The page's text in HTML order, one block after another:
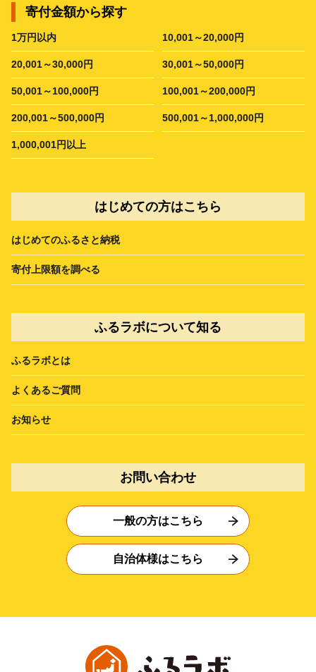
寄付金額から探す
1万円以内 10,001～20,000円
20,001～30,000円 30,001～50,000円
50,001～100,000円 100,001～200,000円
200,001～500,000円 500,001～1,000,000円
1,000,001円以上
はじめての方はこちら
はじめてのふるさと納税
寄付上限額を調べる
ふるラボについて知る
ふるラボとは
よくあるご質問
お知らせ
お問い合わせ
一般の方はこちら
自治体様はこちら